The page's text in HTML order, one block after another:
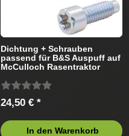
Dichtung + Schrauben
passend für B&S Auspuff auf
McCulloch Rasentraktor
24,50 € *
In den Warenkorb